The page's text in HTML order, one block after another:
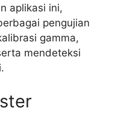
aplikasi ini,
pengujian
gamma,
mendeteksi